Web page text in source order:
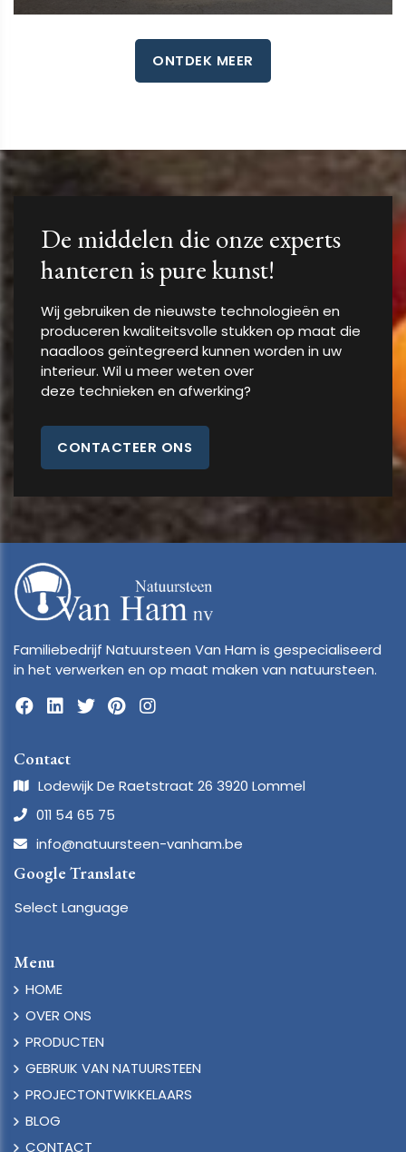
ONTDEK MEER
De middelen die onze experts
hanteren is pure kunst!
Wij gebruiken de nieuwste technologieën en
produceren kwaliteitsvolle stukken op maat die
naadloos geïntegreerd kunnen worden in uw
interieur. Wil u meer weten over
deze technieken en afwerking?
CONTACTEER ONS
Familiebedrijf Natuursteen Van Ham is gespecialiseerd
in het verwerken en op maat maken van natuursteen.
Contact
Lodewijk De Raetstraat 26 3920 Lommel
011 54 65 75
info@natuursteen-vanham.be
Google Translate
Select Language
Menu
HOME
OVER ONS
PRODUCTEN
GEBRUIK VAN NATUURSTEEN
PROJECTONTWIKKELAARS
BLOG
CONTACT